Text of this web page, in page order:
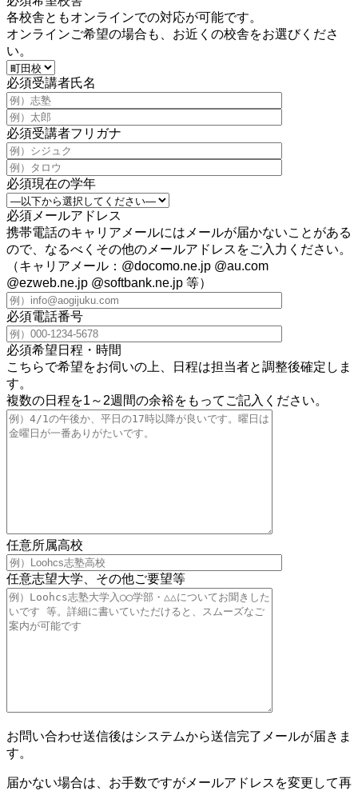
各校舎ともオンラインでの対応が可能です。
オンラインご希望の場合も、お近くの校舎をお選びくださ
い。
必須受講者氏名
必須受講者フリガナ
必須現在の学年
必須 メールアドレス
携帯電話のキャリアメールにはメールが届かないことがある
ので、なるべくその他のメールアドレスをご入力ください。
（キャリアメール：@docomo.ne.jp @au.com
@ezweb.ne.jp @softbank.ne.jp 等）
必須電話番号
必須希望日程・時間
こちらで希望をお伺いの上、日程は担当者と調整後確定しま
す。
複数の日程を1～2週間の余裕をもってご記入ください。
任意所属高校
任意志望大学、その他ご要望等
お問い合わせ送信後はシステムから送信完了メールが届きま
す。
届かない場合は、お手数ですがメールアドレスを変更して再